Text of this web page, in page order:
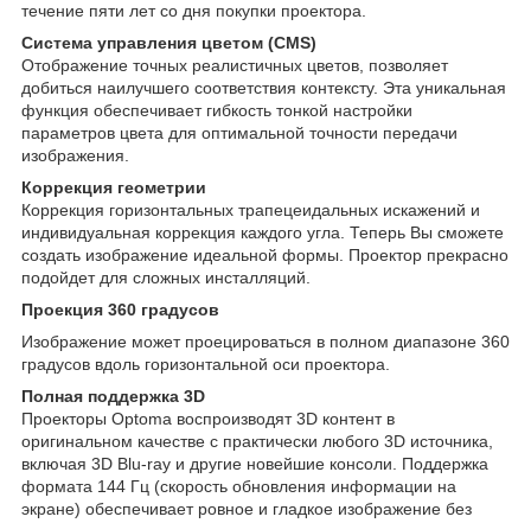
течение пяти лет со дня покупки проектора.
Система управления цветом (CMS)
Отображение точных реалистичных цветов, позволяет
добиться наилучшего соответствия контексту. Эта уникальная
функция обеспечивает гибкость тонкой настройки
параметров цвета для оптимальной точности передачи
изображения.
Коррекция геометрии
Коррекция горизонтальных трапецеидальных искажений и
индивидуальная коррекция каждого угла. Теперь Вы сможете
создать изображение идеальной формы. Проектор прекрасно
подойдет для сложных инсталляций.
Проекция 360 градусов
Изображение может проецироваться в полном диапазоне 360
градусов вдоль горизонтальной оси проектора.
Полная поддержка 3D
Проекторы Optoma воспроизводят 3D контент в
оригинальном качестве с практически любого 3D источника,
включая 3D Blu-ray и другие новейшие консоли. Поддержка
формата 144 Гц (скорость обновления информации на
экране) обеспечивает ровное и гладкое изображение без